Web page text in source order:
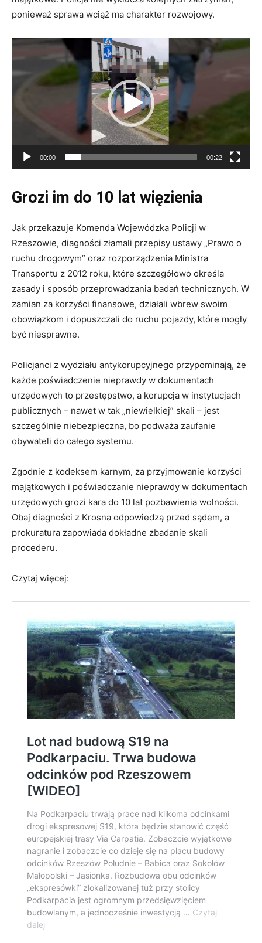
ponieważ sprawa wciąż ma charakter rozwojowy.
Odtwarzacz
video
00:00 00:22
Grozi im do 10 lat więzienia
Jak przekazuje Komenda Wojewódzka Policji w
Rzeszowie, diagności złamali przepisy ustawy „Prawo o
ruchu drogowym” oraz rozporządzenia Ministra
Transportu z 2012 roku, które szczegółowo określa
zasady i sposób przeprowadzania badań technicznych. W
zamian za korzyści finansowe, działali wbrew swoim
obowiązkom i dopuszczali do ruchu pojazdy, które mogły
być niesprawne.
Policjanci z wydziału antykorupcyjnego przypominają, że
każde poświadczenie nieprawdy w dokumentach
urzędowych to przestępstwo, a korupcja w instytucjach
publicznych – nawet w tak „niewielkiej” skali – jest
szczególnie niebezpieczna, bo podważa zaufanie
obywateli do całego systemu.
Zgodnie z kodeksem karnym, za przyjmowanie korzyści
majątkowych i poświadczanie nieprawdy w dokumentach
urzędowych grozi kara do 10 lat pozbawienia wolności.
Obaj diagności z Krosna odpowiedzą przed sądem, a
prokuratura zapowiada dokładne zbadanie skali
procederu.
Czytaj więcej: